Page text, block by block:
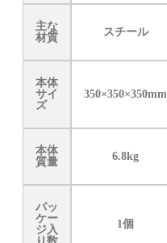
主な
材質
スチール
本体
サイ
ズ
350×350×350mm
本体
質量
6.8kg
パッ
ケー
ジ入
1個